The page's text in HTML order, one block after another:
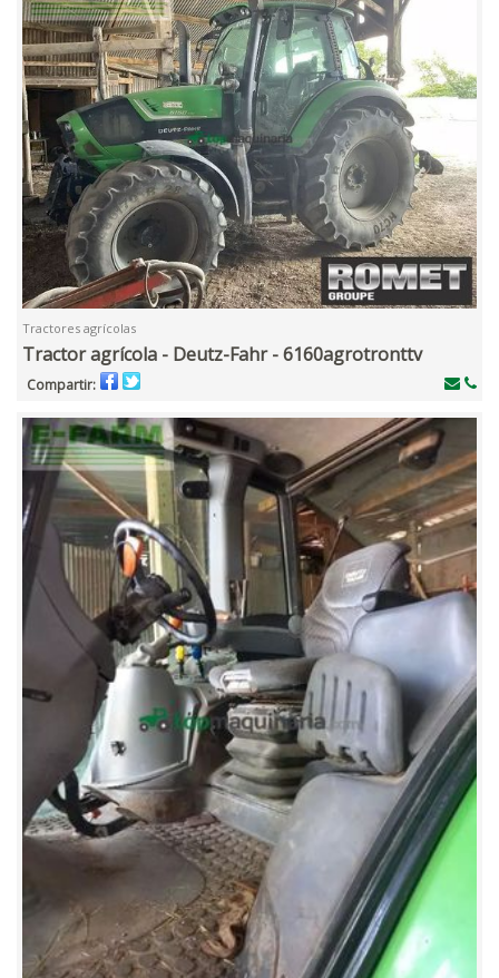
Tractores agrícolas
Tractor agrícola - Deutz-Fahr - 6160agrotronttv
Compartir: